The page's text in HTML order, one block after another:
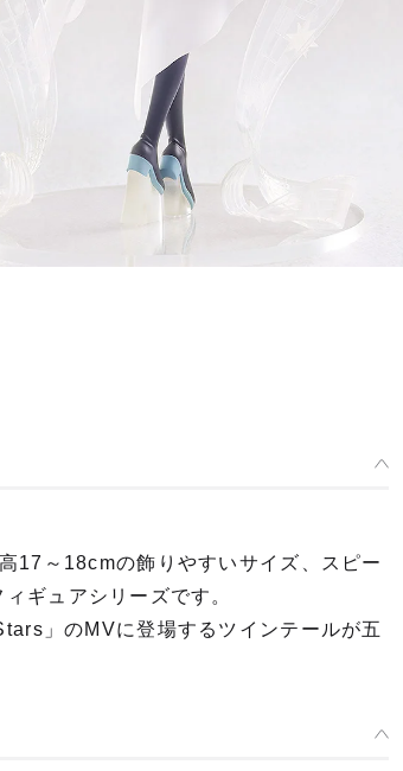
17～18cmの飾りやすいサイズ、スピー
ギュアシリーズです。
」のMVに登場するツインテールが五